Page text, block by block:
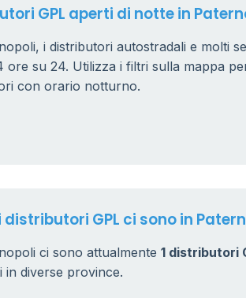
GPL aperti di notte in
i distributori autostradali e molti
ore su 24. Utilizza i filtri sulla mappa
con orario notturno.
GPL ci sono in
ci sono attualmente 1 distributori
in diverse province.